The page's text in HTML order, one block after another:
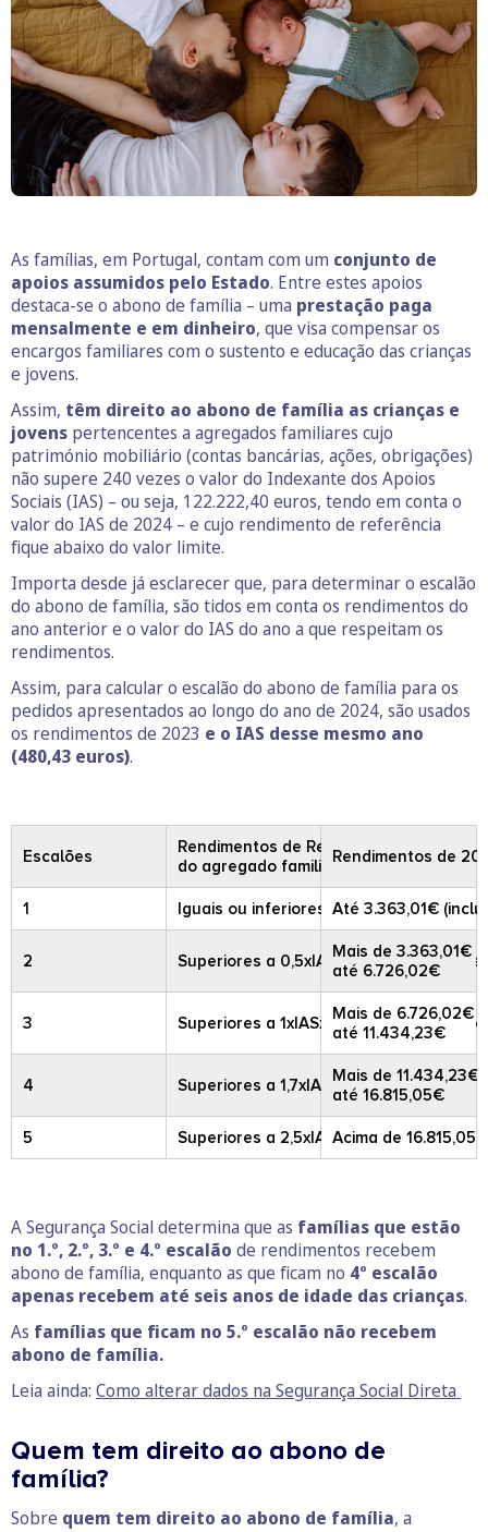
As famílias, em Portugal, contam com um conjunto de
apoios assumidos pelo Estado. Entre estes apoios
destaca-se o abono de família – uma prestação paga
mensalmente e em dinheiro, que visa compensar os
encargos familiares com o sustento e educação das crianças
e jovens.
Assim, têm direito ao abono de família as crianças e
jovens pertencentes a agregados familiares cujo
património mobiliário (contas bancárias, ações, obrigações)
não supere 240 vezes o valor do Indexante dos Apoios
Sociais (IAS) – ou seja, 122.222,40 euros, tendo em conta o
valor do IAS de 2024 – e cujo rendimento de referência
fique abaixo do valor limite.
Importa desde já esclarecer que, para determinar o escalão
do abono de família, são tidos em conta os rendimentos do
ano anterior e o valor do IAS do ano a que respeitam os
rendimentos.
Assim, para calcular o escalão do abono de família para os
pedidos apresentados ao longo do ano de 2024, são usados
os rendimentos de 2023 e o IAS desse mesmo ano
(480,43 euros).
Escalões
Rendimentos de Referência
do agregado familiarRendimentos de
1 Iguais ou inferiores a 0,5xIASx14
Até 3.363,01€
2 Superiores a 0,5xIASx14 e iguais ou
Mais de 3.363,01€
até 6.726,02€
3 Superiores a 1xIASx14 e iguais ou
Mais de 6.726,02€
até 11.434,23€
4 Superiores a 1,7xIASx14 e iguais ou
Mais de 11.434,23€
até 16.815,05€
5 Superiores a 2,5xIASx14Acima de 16.815,05
A Segurança Social determina que as famílias que estão
no 1.º, 2.º, 3.º e 4.º escalão de rendimentos recebem
abono de família, enquanto as que ficam no 4º escalão
apenas recebem até seis anos de idade das crianças.
As famílias que ficam no 5.º escalão não recebem
abono de família.
Leia ainda: Como alterar dados na Segurança Social Direta
Quem tem direito ao abono de
família?
Sobre quem tem direito ao abono de família, a